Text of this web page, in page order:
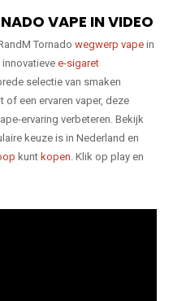
VAPE IN VIDEO
Tornado wegwerp vape in
e-sigaret
selectie van smaken
of een ervaren vaper, deze
ervaring verbeteren. Bekijk
keuze is in Nederland en
kunt kopen. Klik op play en